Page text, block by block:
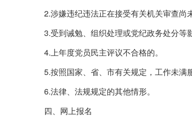
2.涉嫌违纪违法正在接受有关机关审查尚
3.受到诫勉、组织处理或党纪政务处分等
4.上年度党员民主评议不合格的。
5.按照国家、省、市有关规定，工作未满
6.法律、法规规定的其他情形。
四、网上报名